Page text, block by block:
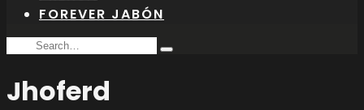
FOREVER JABÓN
Search
Type
Jhoferd